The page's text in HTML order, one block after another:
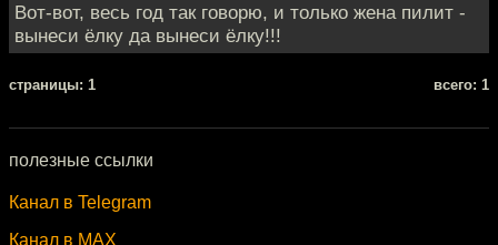
Вот-вот, весь год так говорю, и только жена пилит -
вынеси ёлку да вынеси ёлку!!!
cтраницы: 1 всего: 1
полезные ссылки
Канал в Telegram
Канал в MAX